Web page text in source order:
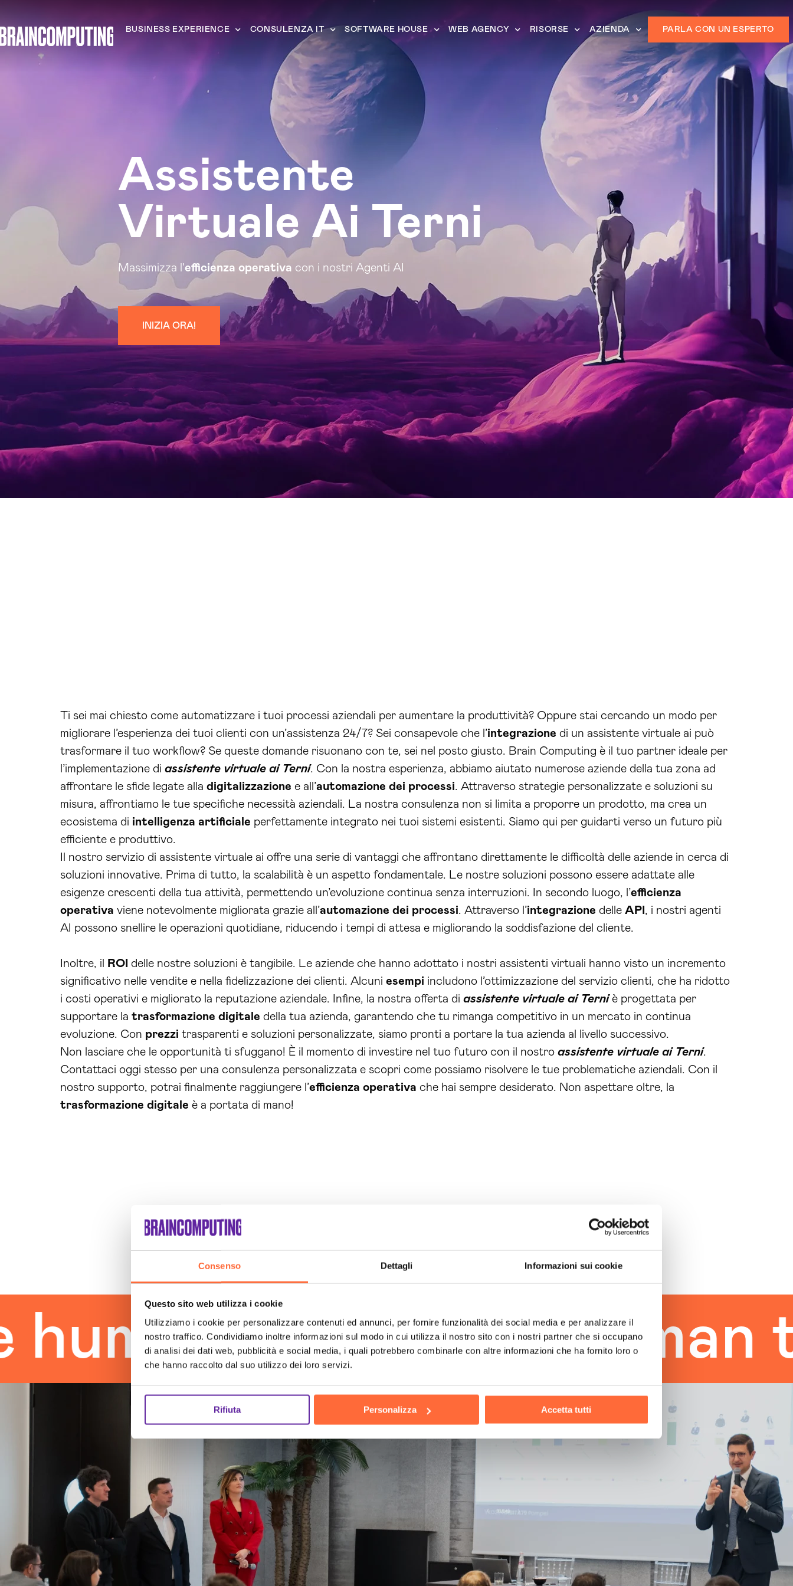
Consenso Dettagli Informazioni sui cookie
Questo sito web utilizza i cookie
Utilizziamo i cookie per personalizzare contenuti ed annunci, per fornire funzionalità dei social media e per analizzare il
nostro traffico. Condividiamo inoltre informazioni sul modo in cui utilizza il nostro sito con i nostri partner che si occupano
di analisi dei dati web, pubblicità e social media, i quali potrebbero combinarle con altre informazioni che ha fornito loro o
che hanno raccolto dal suo utilizzo dei loro servizi.
Rifiuta Personalizza Accetta tutti
BUSINESS EXPERIENCE CONSULENZA IT SOFTWARE HOUSE WEB AGENCY RISORSE AZIENDA PARLA CON UN ESPERTO
Assistente
Virtuale Ai Terni
Massimizza l'efficienza operativa con i nostri Agenti AI
INIZIA ORA!
Ti sei mai chiesto come automatizzare i tuoi processi aziendali per aumentare la produttività? Oppure stai cercando un modo per
migliorare l’esperienza dei tuoi clienti con un’assistenza 24/7? Sei consapevole che l’integrazione di un assistente virtuale ai può
trasformare il tuo workflow? Se queste domande risuonano con te, sei nel posto giusto. Brain Computing è il tuo partner ideale per
l’implementazione di assistente virtuale ai Terni. Con la nostra esperienza, abbiamo aiutato numerose aziende della tua zona ad
affrontare le sfide legate alla digitalizzazione e all’automazione dei processi. Attraverso strategie personalizzate e soluzioni su
misura, affrontiamo le tue specifiche necessità aziendali. La nostra consulenza non si limita a proporre un prodotto, ma crea un
ecosistema di intelligenza artificiale perfettamente integrato nei tuoi sistemi esistenti. Siamo qui per guidarti verso un futuro più
efficiente e produttivo.
Il nostro servizio di assistente virtuale ai offre una serie di vantaggi che affrontano direttamente le difficoltà delle aziende in cerca di
soluzioni innovative. Prima di tutto, la scalabilità è un aspetto fondamentale. Le nostre soluzioni possono essere adattate alle
esigenze crescenti della tua attività, permettendo un’evoluzione continua senza interruzioni. In secondo luogo, l’efficienza
operativa viene notevolmente migliorata grazie all’automazione dei processi. Attraverso l’integrazione delle API , i nostri agenti
AI possono snellire le operazioni quotidiane, riducendo i tempi di attesa e migliorando la soddisfazione del cliente.
Inoltre, il ROI delle nostre soluzioni è tangibile. Le aziende che hanno adottato i nostri assistenti virtuali hanno visto un incremento
significativo nelle vendite e nella fidelizzazione dei clienti. Alcuni esempi includono l’ottimizzazione del servizio clienti, che ha ridotto
i costi operativi e migliorato la reputazione aziendale. Infine, la nostra offerta di assistente virtuale ai Terniè progettata per
supportare la trasformazione digitale della tua azienda, garantendo che tu rimanga competitivo in un mercato in continua
evoluzione. Con prezzi trasparenti e soluzioni personalizzate, siamo pronti a portare la tua azienda al livello successivo.
Non lasciare che le opportunità ti sfuggano! È il momento di investire nel tuo futuro con il nostro assistente virtuale ai Terni.
Contattaci oggi stesso per una consulenza personalizzata e scopri come possiamo risolvere le tue problematiche aziendali. Con il
nostro supporto, potrai finalmente raggiungere l’efficienza operativa che hai sempre desiderato. Non aspettare oltre, la
trasformazione digitale è a portata di mano!
touch the human